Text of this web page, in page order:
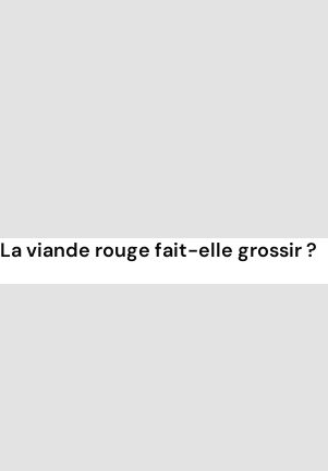
La viande rouge fait-elle grossir ?